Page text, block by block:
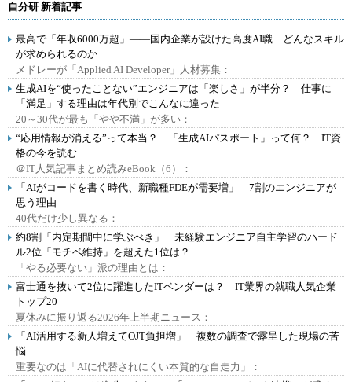
自分研 新着記事
最高で「年収6000万超」――国内企業が設けた高度AI職 どんなスキル
が求められるのか
メドレーが「Applied AI Developer」人材募集：
生成AIを“使ったことない”エンジニアは「楽しさ」が半分？ 仕事に
「満足」する理由は年代別でこんなに違った
20～30代が最も「やや不満」が多い：
“応用情報が消える”って本当？ 「生成AIパスポート」って何？ IT資
格の今を読む
＠IT人気記事まとめ読みeBook（6）：
「AIがコードを書く時代、新職種FDEが需要増」 7割のエンジニアが
思う理由
40代だけ少し異なる：
約8割「内定期間中に学ぶべき」 未経験エンジニア自主学習のハード
ル2位「モチベ維持」を超えた1位は？
「やる必要ない」派の理由とは：
富士通を抜いて2位に躍進したITベンダーは？ IT業界の就職人気企業
トップ20
夏休みに振り返る2026年上半期ニュース：
「AI活用する新人増えてOJT負担増」 複数の調査で露呈した現場の苦
悩
重要なのは「AIに代替されにくい本質的な自走力」：